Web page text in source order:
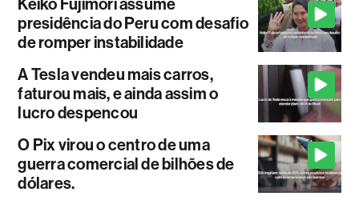
Keiko Fujimori assume
presidência do Peru com desafio
de romper instabilidade
A Tesla vendeu mais carros,
faturou mais, e ainda assim o
lucro despencou
O Pix virou o centro de uma
guerra comercial de bilhões de
dólares.